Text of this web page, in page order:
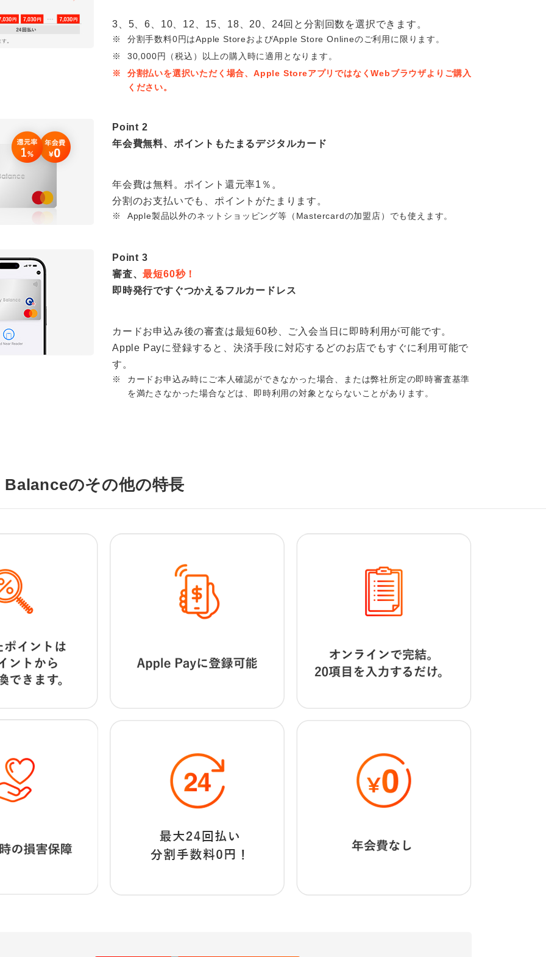
3、5、6、10、12、15、18、20、24回と分割回数を選択できます。
※
分割手数料0円はApple StoreおよびApple Store Onlineのご利用に限ります。
※
30,000円（税込）以上の購入時に適用となります。
※
分割払いを選択いただく場合、Apple StoreアプリではなくWebブラウザよりご購入
ください。
Point 2
年会費無料、ポイントもたまるデジタルカード
年会費は無料。ポイント還元率1％。
分割のお支払いでも、ポイントがたまります。
※ Apple製品以外のネットショッピング等（Mastercardの加盟店）でも使えます。
Point 3
審査、最短60秒！
即時発行ですぐつかえるフルカードレス
カードお申込み後の審査は最短60秒、ご入会当日に即時利用が可能です。
Apple Payに登録すると、決済手段に対応するどのお店でもすぐに利用可能で
す。
※
カードお申込み時にご本人確認ができなかった場合、または弊社所定の即時審査基準
を満たさなかった場合などは、即時利用の対象とならないことがあります。
のその他の特長